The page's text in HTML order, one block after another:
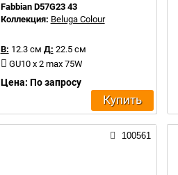
Fabbian D57G23 43
Коллекция: Beluga Colour
В: 12.3 см Д: 22.5 см
GU10 x 2 max 75W
Цена: По запросу
Купить
100561